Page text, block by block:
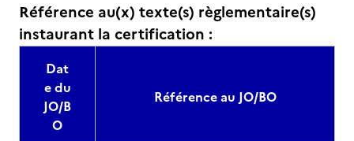
Référence au(x) texte(s) règlementaire(s)
instaurant la certification :
Dat
e du
JO/B
O
Référence au JO/BO